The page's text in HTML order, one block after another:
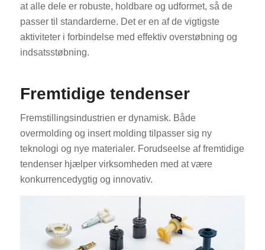
at alle dele er robuste, holdbare og udformet, så de
passer til standarderne. Det er en af de vigtigste
aktiviteter i forbindelse med effektiv overstøbning og
indsatsstøbning.
Fremtidige tendenser
Fremstillingsindustrien er dynamisk. Både
overmolding og insert molding tilpasser sig ny
teknologi og nye materialer. Forudseelse af fremtidige
tendenser hjælper virksomheden med at være
konkurrencedygtig og innovativ.